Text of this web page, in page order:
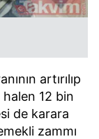
artırılıp
halen 12 bin
de karara
zammı